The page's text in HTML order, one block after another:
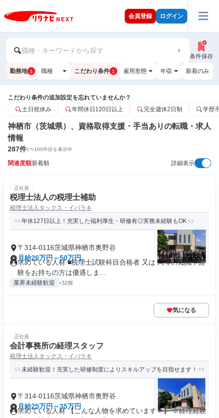
会員登録 ログイン
職種・キーワードから探す
条件保存
勤務地 1 職種 こだわり条件 1 雇用形態 年収 新着のみ
こだわり条件の追加設定を忘れていませんか？
土日祝休み
年間休日120日以上 完全週休2日制 学歴
神栖市（茨城県）、資格取得支援・手当ありの転職・求人
情報
287件1〜100件目を表示中
関連度順新着順 詳細表示
正社員
税理士法人の税理士補助
税理士法人タックス・イバラキ
年休127日以上！充実した福利厚生・研修有◎実務未経験もOK
〒314-0116茨城県神栖市奥野谷
月給26万円～50万円
求めている人材 ■税理士試験科目合格者 又は 同等の知識や経
験をお持ちの方は優遇しま...
業界未経験歓迎 +32個
気になる
正社員
会計事務所の経理スタッフ
税理士法人タックス・イバラキ
未経験歓迎！充実した研修制度によりスキルアップを目指せます！
〒314-0116茨城県神栖市奥野谷
月給25万円～35万円
求めている人材 【こんな人物を求めています！】 ※経理経験